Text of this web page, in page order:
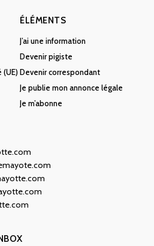
ÉLÉMENTS
J’ai une information
Devenir pigiste
Devenir correspondant
Je publie mon annonce légale
Je m’abonne